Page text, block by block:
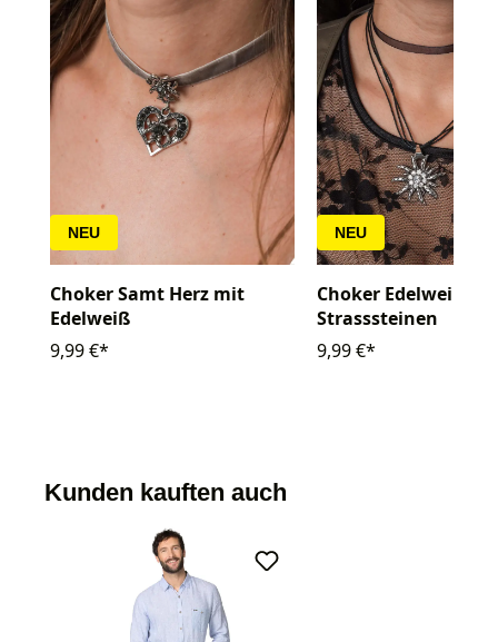
NEU
Choker Samt Herz mit
Edelweiß
9,99 €*
NEU
Choker Edelweiß
Strasssteinen
9,99 €*
Kunden kauften auch